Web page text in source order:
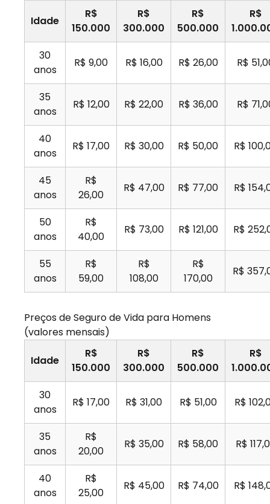
Idade
R$
150.000
R$
300.000
R$
500.000
R$
30
anos
R$ 9,00 R$ 16,00 R$ 26,00 R$
35
anos
R$ 12,00 R$ 22,00 R$ 36,00 R$
40
anos
R$ 17,00 R$ 30,00 R$ 50,00 R$
45
anos
R$
26,00
R$ 47,00 R$ 77,00 R$
50
anos
R$
40,00
R$ 73,00 R$ 121,00 R$
55
anos
R$
59,00
R$
108,00
R$
170,00
R$
Preços de Seguro de Vida para Homens
(valores mensais)
Idade
R$
150.000
R$
300.000
R$
500.000
R$
30
anos
R$ 17,00 R$ 31,00 R$ 51,00 R$
35
anos
R$
20,00
R$ 35,00 R$ 58,00 R$
40
anos
R$
25,00
R$ 45,00 R$ 74,00 R$